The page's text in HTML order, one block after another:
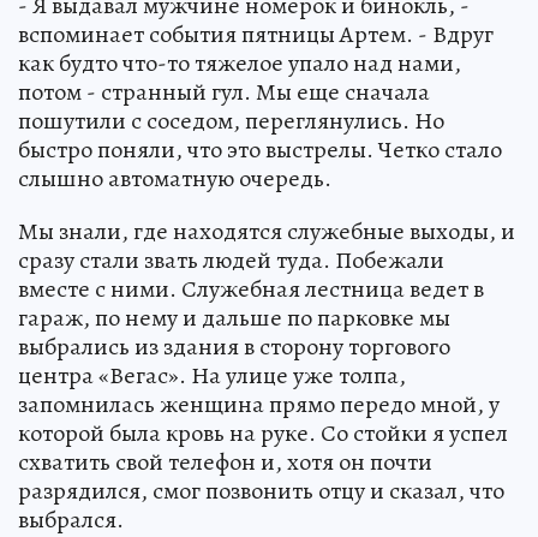
вспоминает события пятницы Артем. - Вдруг
как будто что-то тяжелое упало над нами,
потом - странный гул. Мы еще сначала
пошутили с соседом, переглянулись. Но
быстро поняли, что это выстрелы. Четко стало
слышно автоматную очередь.
Мы знали, где находятся служебные выходы, и
сразу стали звать людей туда. Побежали
вместе с ними. Служебная лестница ведет в
гараж, по нему и дальше по парковке мы
выбрались из здания в сторону торгового
центра «Вегас». На улице уже толпа,
запомнилась женщина прямо передо мной, у
которой была кровь на руке. Со стойки я успел
схватить свой телефон и, хотя он почти
разрядился, смог позвонить отцу и сказал, что
выбрался.